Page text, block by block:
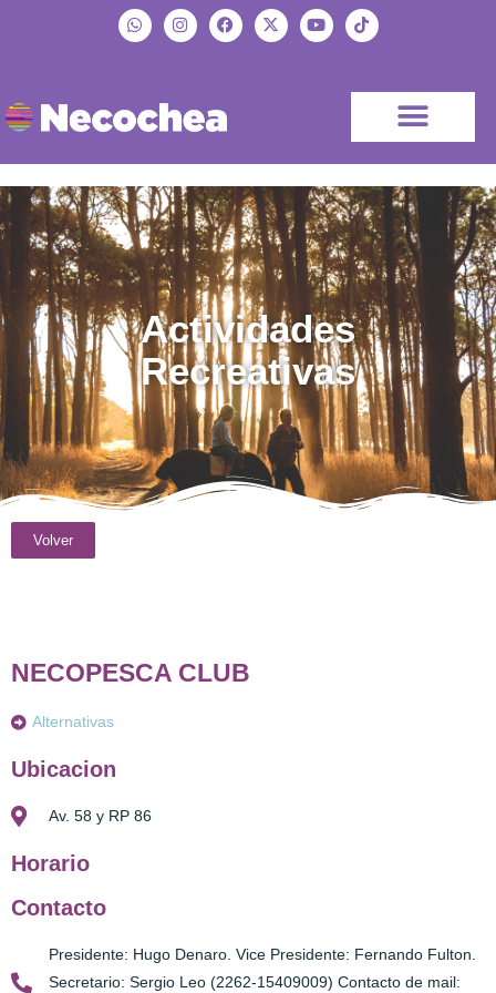
Actividades
Recreativas
Volver
NECOPESCA CLUB
Alternativas
Ubicacion
Av. 58 y RP 86
Horario
Contacto
Presidente: Hugo Denaro. Vice Presidente: Fernando Fulton.
Secretario: Sergio Leo (2262-15409009) Contacto de mail: